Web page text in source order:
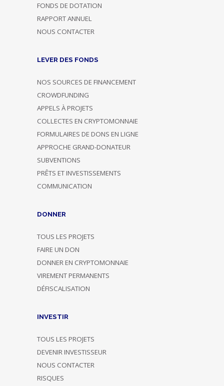
FONDS DE DOTATION
RAPPORT ANNUEL
NOUS CONTACTER
LEVER DES FONDS
NOS SOURCES DE FINANCEMENT
CROWDFUNDING
APPELS À PROJETS
COLLECTES EN CRYPTOMONNAIE
FORMULAIRES DE DONS EN LIGNE
APPROCHE GRAND-DONATEUR
SUBVENTIONS
PRÊTS ET INVESTISSEMENTS
COMMUNICATION
DONNER
TOUS LES PROJETS
FAIRE UN DON
DONNER EN CRYPTOMONNAIE
VIREMENT PERMANENTS
DÉFISCALISATION
INVESTIR
TOUS LES PROJETS
DEVENIR INVESTISSEUR
NOUS CONTACTER
RISQUES